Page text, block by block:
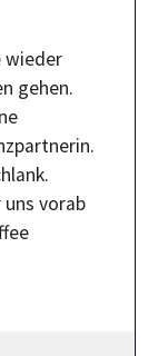
wieder
gehen.
uns vorab